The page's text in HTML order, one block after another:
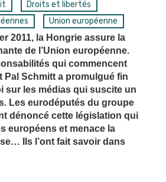
Droits et libertés
Union européenne
2011, la Hongrie assure la
de l’Union européenne.
qui commencent
Pal Schmitt a promulgué fin
sur les médias qui suscite un
Les eurodéputés du groupe
dénoncé cette législation qui
européens et menace la
Ils l’ont fait savoir dans